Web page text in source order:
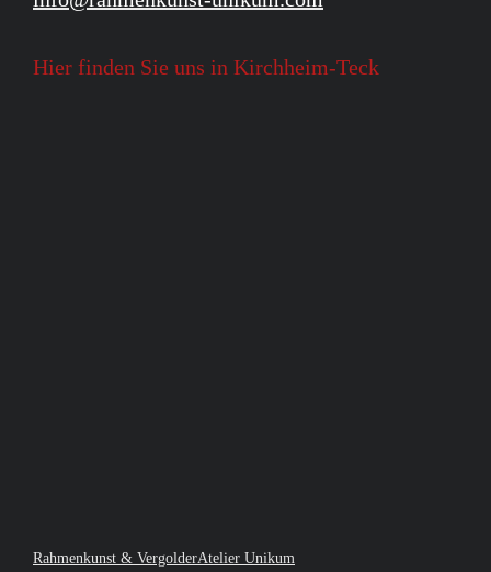
Hier finden Sie uns in Kirchheim-Teck
Rahmenkunst & VergolderAtelier Unikum